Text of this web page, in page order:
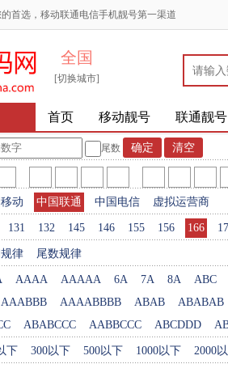
首选，移动联通电信手机靓号第一渠道
全国
[切换城市]
首页 移动靓号 联通靓号
尾数
动 中国联通 中国电信 虚拟运营商
131 132 145 146 155 156 166
律 尾数规律
AAAA AAAAA 6A 7A 8A
ABC
AAABBB AAAABBBB ABAB
ABABAB
ABABCCC AABBCCC ABCDDD
下 300以下 500以下 1000以下 2000